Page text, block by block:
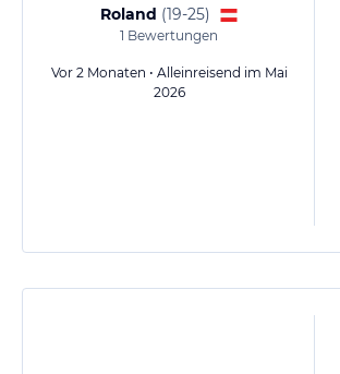
Roland (19-25)
1 Bewertungen
Vor 2 Monaten • Alleinreisend im Mai
2026